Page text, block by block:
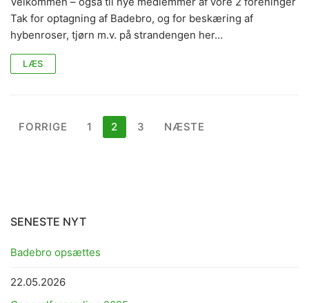
Tak for optagning af Badebro, og for beskæring af
hybenroser, tjørn m.v. på strandengen her…
LÆS
Indlægsinddeling
FORRIGE 1 2 3 NÆSTE
SENESTE NYT
Badebro opsættes
22.05.2026